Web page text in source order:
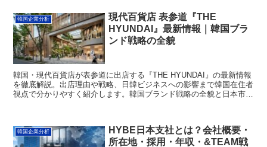
韓国企業分析
現代百貨店 表参道『THE
HYUNDAI』最新情報｜韓国ブラ
ンド戦略の全貌
韓国・現代百貨店が表参道に出店する『THE HYUNDAI』の最新情報
を徹底解説。出店理由や戦略、日韓ビジネスへの影響まで韓国在住者
視点で分かりやすく紹介します。韓国ブランド戦略の全貌と日本市場
韓国企業分析
HYBE日本支社とは？会社概要・
所在地・採用・年収・&TEAM戦